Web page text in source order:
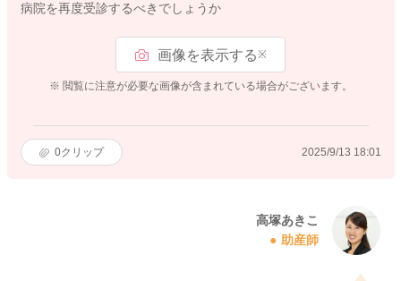
病院を再度受診するべきでしょうか
画像を表示する※
※ 閲覧に注意が必要な画像が含まれている場合がございます。
0クリップ 2025/9/13 18:01
高塚あきこ
助産師